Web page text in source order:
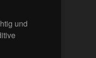
und